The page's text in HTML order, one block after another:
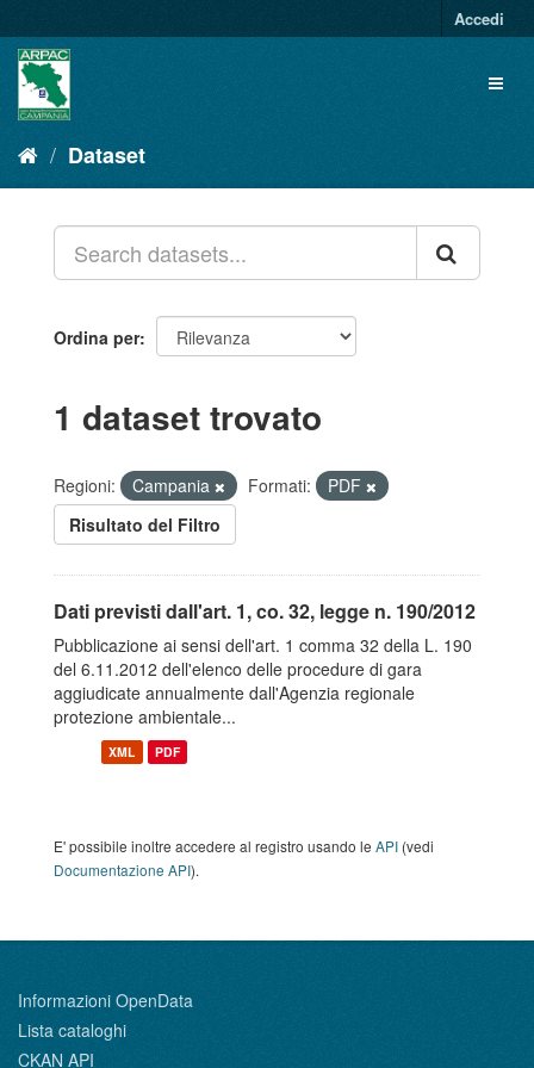
al
contenuto
Accedi
Dataset
Ordina per
1 dataset trovato
Regioni: Campania Formati:
PDF
Risultato del Filtro
Dati previsti dall'art. 1, co. 32, legge n. 190/2012
Pubblicazione ai sensi dell'art. 1 comma 32 della L. 190
del 6.11.2012 dell'elenco delle procedure di gara
aggiudicate annualmente dall'Agenzia regionale
protezione ambientale...
XML PDF
E' possibile inoltre accedere al registro usando le API (vedi
Documentazione API).
Informazioni OpenData
Lista cataloghi
CKAN API